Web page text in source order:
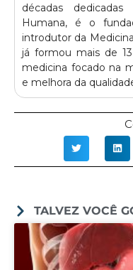
décadas
Humana, é o
introdutor da
já formou mais de
medicina focado na
e melhora da
TALVEZ VOCÊ